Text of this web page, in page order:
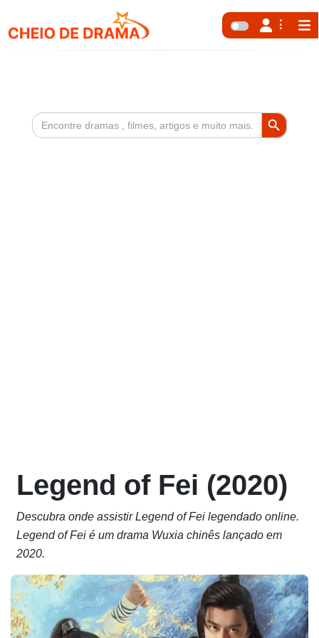
Search
for:
Search Button
Legend of Fei (2020)
Descubra onde assistir Legend of Fei legendado online.
Legend of Fei é um drama Wuxia chinês lançado em
2020.